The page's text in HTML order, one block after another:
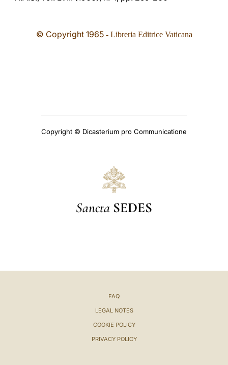
© Copyright 1965- Libreria Editrice Vaticana
Copyright © Dicasterium pro Communicatione
Sancta SEDES
FAQ
LEGAL NOTES
COOKIE POLICY
PRIVACY POLICY